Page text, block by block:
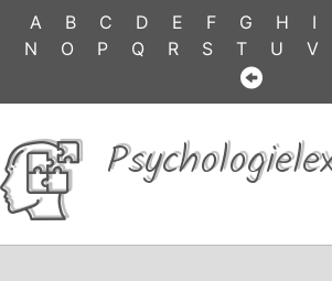
A B C D E F G H I
N
O P Q R S T U V